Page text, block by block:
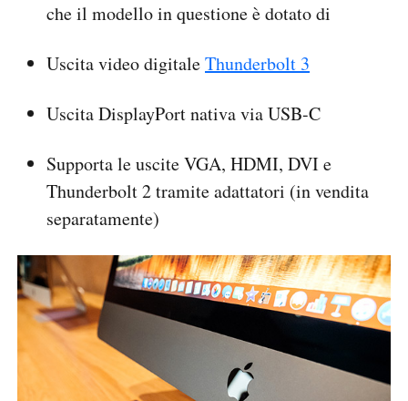
che il modello in questione è dotato di
Uscita video digitaleThunderbolt 3
Uscita DisplayPort nativa via USB-C
Supporta le uscite VGA, HDMI, DVI e
Thunderbolt 2 tramite adattatori (in vendita
separatamente)